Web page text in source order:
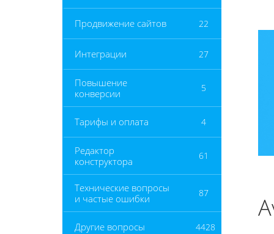
Продвижение сайтов 22
Интеграции 27
Повышение
конверсии
5
Тарифы и оплата 4
Редактор
конструктора
61
Технические вопросы
и частые ошибки
87
Другие вопросы 4428